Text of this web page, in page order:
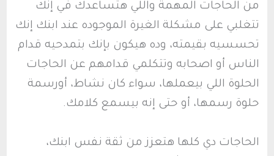
من الحاجات المهمة واللي هتساعدك في إنك
تتغلبي على مشكلة الغيرة الموجوده عند ابنك إنك
تحسسيه بقيمته، وده هيكون بإنك بتمدحيه قدام
الناس أو اصحابه وتتكلمي قدامهم عن الحاجات
الحلوة اللي بيعملها، سواء كان نشاط، أورسمة
حلوة رسمها، أو حتى إنه بيسمع كلامك.
الحاجات دي كلها هتعزز من ثقة نفس ابنك،